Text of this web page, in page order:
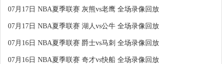
07月17日 NBA夏季联赛 灰熊vs老鹰 全场录像回放
07月17日 NBA夏季联赛 湖人vs公牛 全场录像回放
07月16日 NBA夏季联赛 爵士vs马刺 全场录像回放
07月16日 NBA夏季联赛 奇才vs快船 全场录像回放